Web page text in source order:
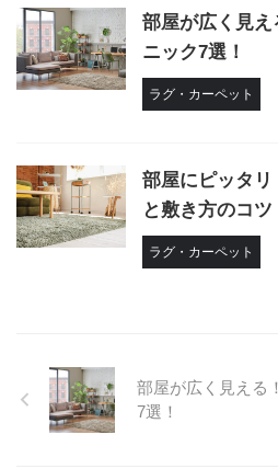
部屋が広く見え
ニック7選！
ラグ・カーペット
部屋にピッタ
と敷き方のコツ
ラグ・カーペット
部屋が広く見える
7選！